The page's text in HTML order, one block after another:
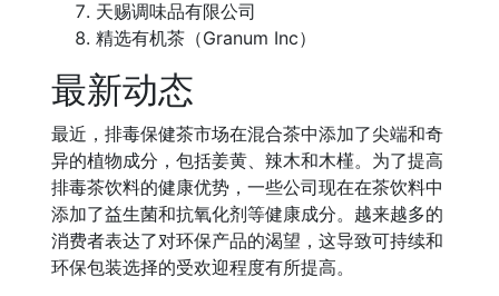
天赐调味品有限公司
精选有机茶（Granum Inc）
最新动态
最近，排毒保健茶市场在混合茶中添加了尖端和奇
异的植物成分，包括姜黄、辣木和木槿。为了提高
排毒茶饮料的健康优势，一些公司现在在茶饮料中
添加了益生菌和抗氧化剂等健康成分。越来越多的
消费者表达了对环保产品的渴望，这导致可持续和
环保包装选择的受欢迎程度有所提高。